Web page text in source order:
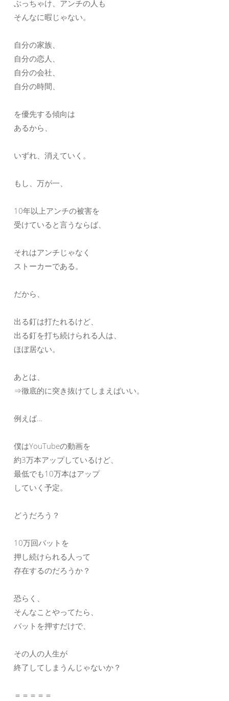
ぶっちゃけ、アンチの人も
そんなに暇じゃない。
自分の家族、
自分の恋人、
自分の会社、
自分の時間、
を優先する傾向は
あるから、
いずれ、消えていく。
もし、万が一、
10年以上アンチの被害を
受けていると言うならば、
それはアンチじゃなく
ストーカーである。
だから、
出る釘は打たれるけど、
出る釘を打ち続けられる人は、
ほぼ居ない。
あとは、
⇒徹底的に突き抜けてしまえばいい。
例えば…
僕はYouTubeの動画を
約3万本アップしているけど、
最低でも10万本はアップ
していく予定。
どうだろう？
10万回バットを
押し続けられる人って
存在するのだろうか？
恐らく、
そんなことやってたら、
バットを押すだけで、
その人の人生が
終了してしまうんじゃないか？
＝＝＝＝＝